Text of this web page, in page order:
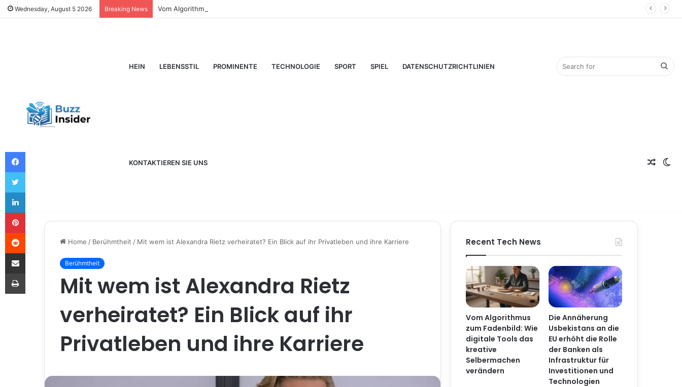
Wednesday, August 5 2026 Breaking News Vom Algorithmus zum Fadenbild: Wie digitale Tools das kreative Selbermachen verändern
HEIN LEBENSSTIL PROMINENTE TECHNOLOGIE SPORT SPIEL DATENSCHUTZRICHTLINIEN
KONTAKTIEREN SIE UNS for
Home / Berühmtheit / Mit wem ist Alexandra Rietz verheiratet? Ein Blick auf ihr Privatleben und ihre Karriere
Berühmtheit
Mit wem ist Alexandra Rietz
verheiratet? Ein Blick auf ihr
Privatleben und ihre Karriere
Recent Tech News
Vom Algorithmus
zum Fadenbild: Wie
digitale Tools das
kreative
Selbermachen
verändern
Die Annäherung
Usbekistans an die
EU erhöht die Rolle
der Banken als
Infrastruktur für
Investitionen und
Technologien
Facebook
Twitter
LinkedIn
Pinterest
Reddit
Share via Email